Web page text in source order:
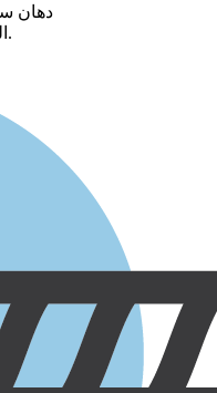
دهان
الحميمية، ونقاوة لونية عالية تمنح جدرانك ألواناً تدوم طويلاً.